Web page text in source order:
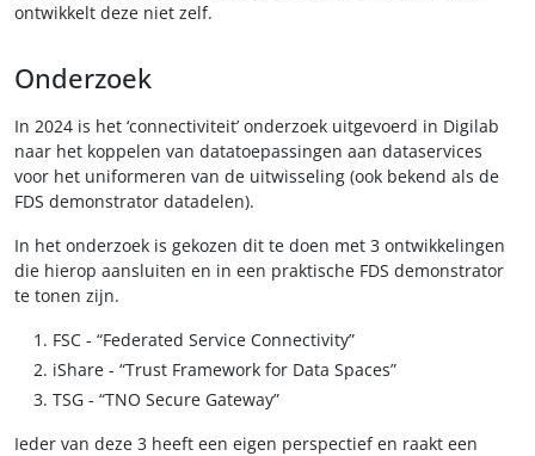
ontwikkelt deze niet zelf.
Onderzoek
In 2024 is het ‘connectiviteit’ onderzoek uitgevoerd in Digilab
naar het koppelen van datatoepassingen aan dataservices
voor het uniformeren van de uitwisseling (ook bekend als de
FDS demonstrator datadelen).
In het onderzoek is gekozen dit te doen met 3 ontwikkelingen
die hierop aansluiten en in een praktische FDS demonstrator
te tonen zijn.
FSC - “Federated Service Connectivity”
iShare - “Trust Framework for Data Spaces”
TSG - “TNO Secure Gateway”
Ieder van deze 3 heeft een eigen perspectief en raakt een